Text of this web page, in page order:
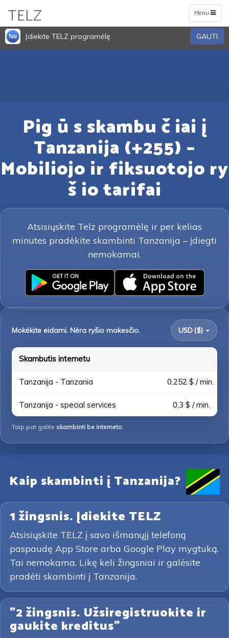
Toggle
navigation
Menu
TELZ
Įdiekite TELZ programėlę GAUTI
Pig ū s skambu č iai į
Tanzanija (+255) –
Mobiliojo ir fiksuotojo ry
š io tarifai
Atsisiųskite Telz programėlę ir per kelias
minutes pradėkite skambinti Tanzanija – įdiegti
nemokamai.
Mokėkite eidami. Nėra ryšio mokesčio. USD ($)
Skambutis internetu
Tanzanija - Tanzania 0,252 $ / min.
Tanzanija - special services 0,3 $ / min.
Taip pat galite skambinti be interneto.
Kaip skambinti į Tanzanija?
1 žingsnis. Įdiekite TELZ
Atsisiųskite TELZ į savo išmanųjį telefoną
paspaudę App Store arba Google Play mygtuką.
Tai nemokama. Likę keli žingsniai ir galėsite
pradėti skambinti į Tanzanija.
"2 žingsnis. Užsiregistruokite ir
gaukite kreditus"